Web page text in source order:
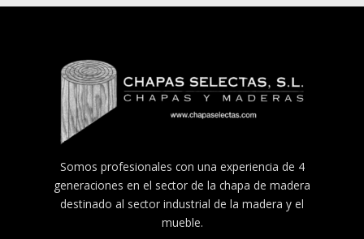
Somos profesionales con una experiencia de 4
generaciones en el sector de la chapa de madera
destinado al sector industrial de la madera y el
mueble.